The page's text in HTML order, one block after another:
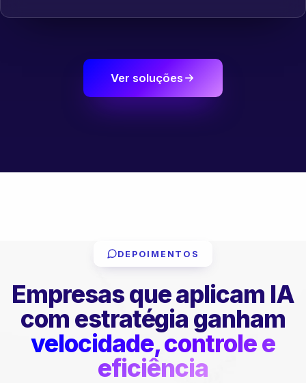
Ver soluções
DEPOIMENTOS
Empresas que aplicam IA
com estratégia ganham
velocidade, controle e
eficiência